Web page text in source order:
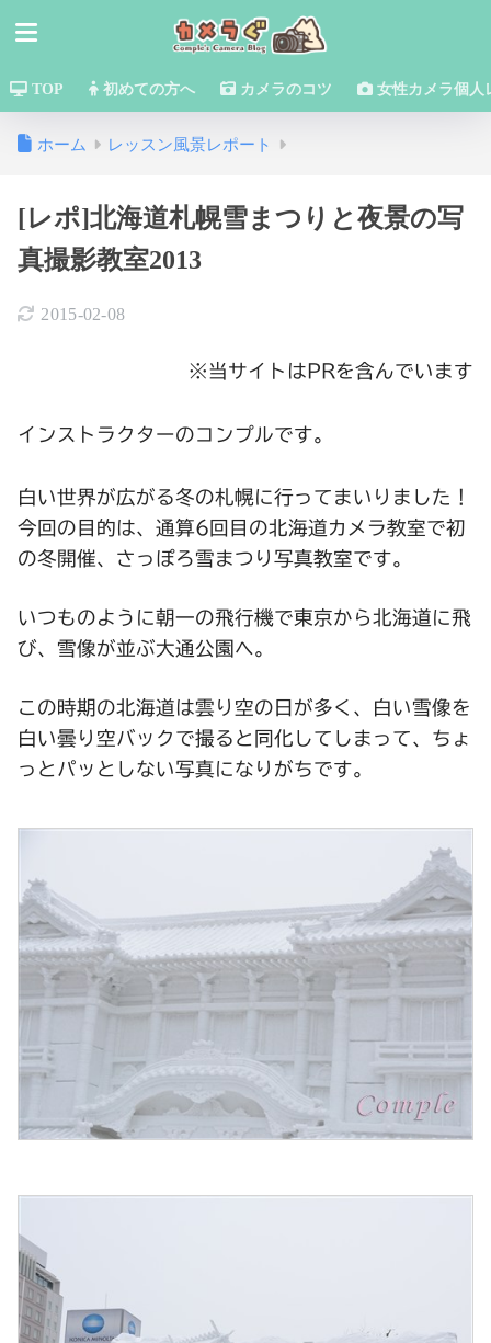
TOP 初めての方へ カメラのコツ 女性カメラ個人
ホーム レッスン風景レポート
[レポ]北海道札幌雪まつりと夜景の写
真撮影教室2013
2015-02-08
※当サイトはPRを含んでいます
インストラクターのコンプルです。
白い世界が広がる冬の札幌に行ってまいりました！
今回の目的は、通算6回目の北海道カメラ教室で初
の冬開催、さっぽろ雪まつり写真教室です。
いつものように朝一の飛行機で東京から北海道に飛
び、雪像が並ぶ大通公園へ。
この時期の北海道は雲り空の日が多く、白い雪像を
白い曇り空バックで撮ると同化してしまって、ちょ
っとパッとしない写真になりがちです。